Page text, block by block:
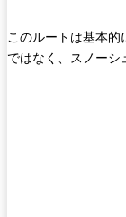
このルートは基本的
ではなく、スノーシ